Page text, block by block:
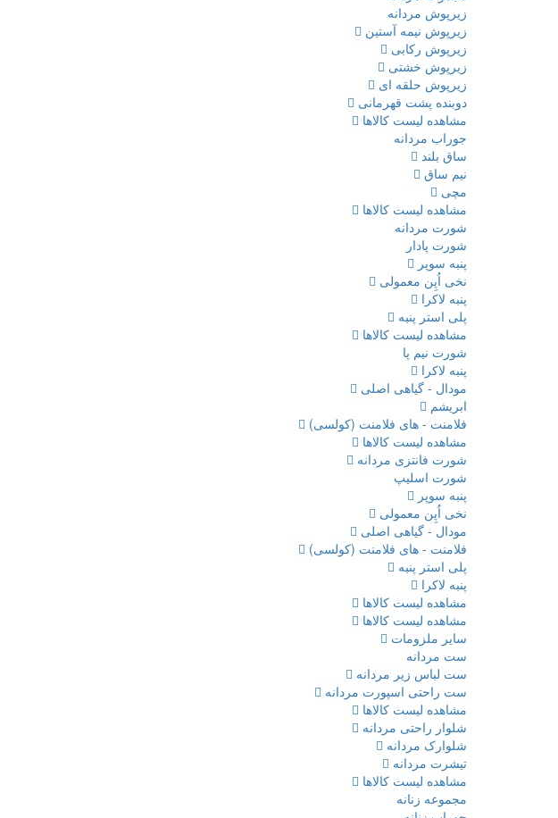
زیرپوش مردانه
زیرپوش نیمه آستین
زیرپوش رکابی
زیرپوش خشتی
زیرپوش حلقه ای
دوبنده پشت قهرمانی
مشاهده لیست کالاها
جوراب مردانه
ساق بلند
نیم ساق
مچی
مشاهده لیست کالاها
شورت مردانه
شورت پادار
پنبه سوپر
نخی اُپِن معمولی
پنبه لاکرا
پلی استر پنبه
مشاهده لیست کالاها
شورت نیم پا
پنبه لاکرا
مودال - گیاهی اصلی
ابریشم
فلامنت - های فلامنت (کولسی)
مشاهده لیست کالاها
شورت فانتزی مردانه
شورت اسلیپ
پنبه سوپر
نخی اُپِن معمولی
مودال - گیاهی اصلی
فلامنت - های فلامنت (کولسی)
پلی استر پنبه
پنبه لاکرا
مشاهده لیست کالاها
مشاهده لیست کالاها
سایر ملزومات
ست مردانه
ست لباس زیر مردانه
ست راحتی اسپورت مردانه
مشاهده لیست کالاها
شلوار راحتی مردانه
شلوارک مردانه
تیشرت مردانه
مشاهده لیست کالاها
مجموعه زنانه